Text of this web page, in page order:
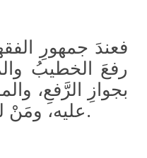
فعندَ جمهورِ
رفعَ الخطيبُ
بجوازِ الرَّفعِ،
عليه، ومَنْ لم يرفعْ لا يُنكَر عليه. هذا، والله تعالى أعلم.